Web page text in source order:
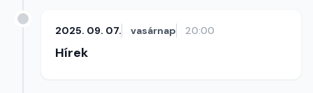
2025. 09. 07. vasárnap 20:00
Hírek